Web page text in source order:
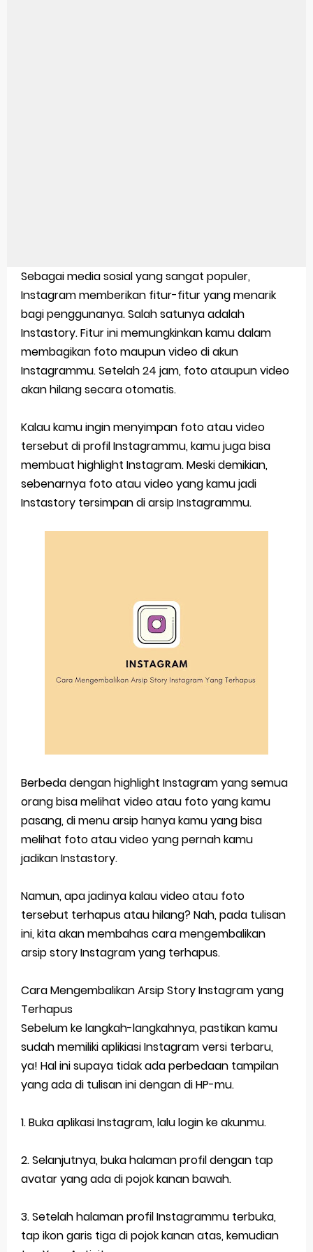
Simpan Profil Ig Dengan Mudah
Aplikasi Togel Android: Solusi Praktis Untuk Pecinta Togel
Siap Video Call, tapi Download Aplikasinya Dulu, Abangku
Cara Membuat Pesan Anda Berbeda di Whatsapp
Youtube Android 4.4 2: Cara Memutar Video Secara Mudah
Windows Server 2016: Mengenal Lebih Dekat Fitur Terbarunya
Application Vnd Android Package Archive: Semua Yang Perlu Diketahui
Thursday, 6 August
Sebagai media sosial yang sangat populer,
Instagram memberikan fitur-fitur yang menarik
bagi penggunanya. Salah satunya adalah
Instastory. Fitur ini memungkinkan kamu dalam
membagikan foto maupun video di akun
Instagrammu. Setelah 24 jam, foto ataupun video
akan hilang secara otomatis.
Kalau kamu ingin menyimpan foto atau video
tersebut di profil Instagrammu, kamu juga bisa
membuat highlight Instagram. Meski demikian,
sebenarnya foto atau video yang kamu jadi
Instastory tersimpan di arsip Instagrammu.
Berbeda dengan highlight Instagram yang semua
orang bisa melihat video atau foto yang kamu
pasang, di menu arsip hanya kamu yang bisa
melihat foto atau video yang pernah kamu
jadikan Instastory.
Namun, apa jadinya kalau video atau foto
tersebut terhapus atau hilang? Nah, pada tulisan
ini, kita akan membahas cara mengembalikan
arsip story Instagram yang terhapus.
Cara Mengembalikan Arsip Story Instagram yang
Terhapus
Sebelum ke langkah-langkahnya, pastikan kamu
sudah memiliki aplikiasi Instagram versi terbaru,
ya! Hal ini supaya tidak ada perbedaan tampilan
yang ada di tulisan ini dengan di HP-mu.
1. Buka aplikasi Instagram, lalu login ke akunmu.
2. Selanjutnya, buka halaman profil dengan tap
avatar yang ada di pojok kanan bawah.
3. Setelah halaman profil Instagrammu terbuka,
tap ikon garis tiga di pojok kanan atas, kemudian